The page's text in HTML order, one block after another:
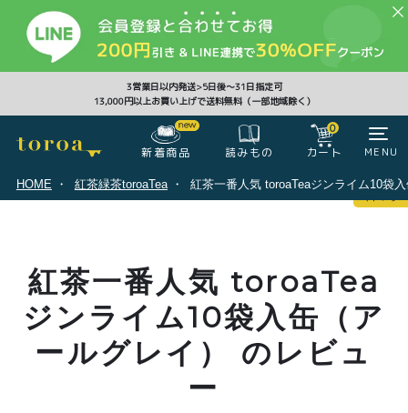
3営業日以内発送>5日後〜31日指定可
13,000円以上お買い上げで送料無料（一部地域除く）
新着商品 読みもの
0
カート MENU
CLOSE
0
注文履歴 会員登録情報 ポイント
HOME 紅茶緑茶toroaTea 紅茶一番人気 toroaTeaジンライム10袋
紅茶一番人気 toroaTea
ジンライム10袋入缶（ア
ールグレイ） のレビュ
ー